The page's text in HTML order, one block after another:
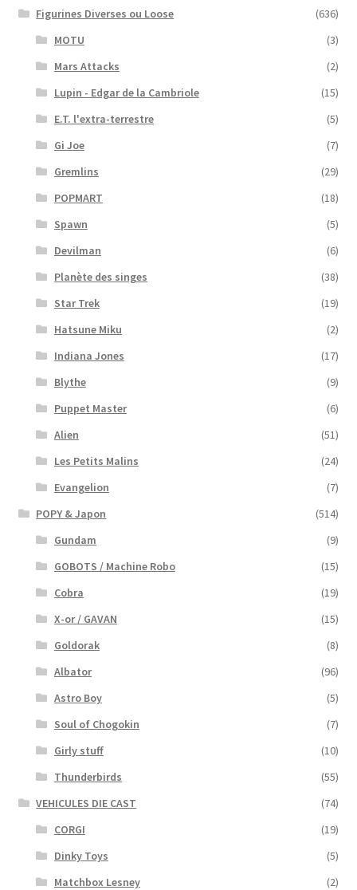
Figurines Diverses ou Loose
(636)
MOTU
(3)
Mars Attacks
(2)
Lupin - Edgar de la Cambriole
(15)
E.T. l'extra-terrestre
(5)
Gi Joe
(7)
Gremlins
(29)
POPMART
(18)
Spawn
(5)
Devilman
(6)
Planète des singes
(38)
Star Trek
(19)
Hatsune Miku
(2)
Indiana Jones
(17)
Blythe
(9)
Puppet Master
(6)
Alien
(51)
Les Petits Malins
(24)
Evangelion
(7)
POPY & Japon
(514)
Gundam
(9)
GOBOTS / Machine Robo
(15)
Cobra
(19)
X-or / GAVAN
(15)
Goldorak
(8)
Albator
(96)
Astro Boy
(5)
Soul of Chogokin
(7)
Girly stuff
(10)
Thunderbirds
(55)
VEHICULES DIE CAST
(74)
CORGI
(19)
Dinky Toys
(5)
Matchbox Lesney
(2)